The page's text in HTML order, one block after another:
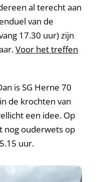
al terecht aan
van de
17.30 uur) zijn
Voor het treffen
is SG Herne 70
de krochten van
een idee. Op
nog ouderwets op
uur.